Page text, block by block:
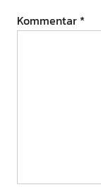
Kommentar *